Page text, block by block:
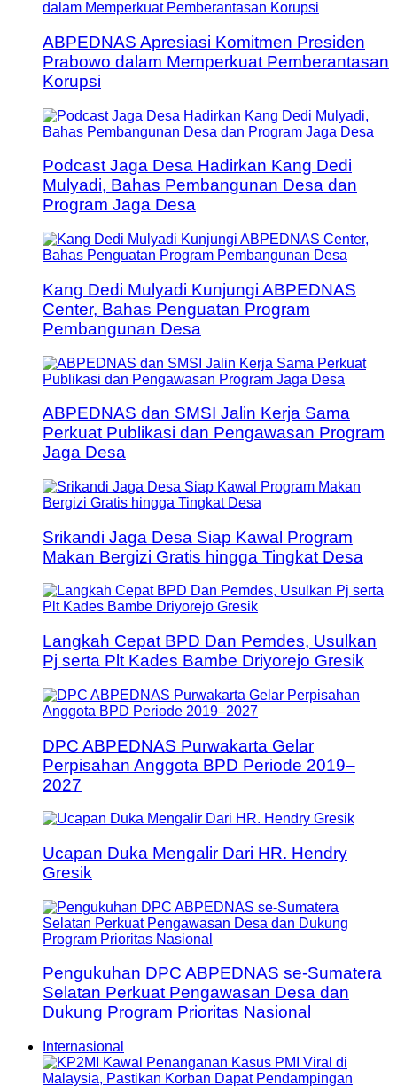
ABPEDNAS Apresiasi Komitmen Presiden
Prabowo dalam Memperkuat Pemberantasan
Korupsi
Podcast Jaga Desa Hadirkan Kang Dedi
Mulyadi, Bahas Pembangunan Desa dan
Program Jaga Desa
Kang Dedi Mulyadi Kunjungi ABPEDNAS
Center, Bahas Penguatan Program
Pembangunan Desa
ABPEDNAS dan SMSI Jalin Kerja Sama
Perkuat Publikasi dan Pengawasan Program
Jaga Desa
Srikandi Jaga Desa Siap Kawal Program
Makan Bergizi Gratis hingga Tingkat Desa
Langkah Cepat BPD Dan Pemdes, Usulkan
Pj serta Plt Kades Bambe Driyorejo Gresik
DPC ABPEDNAS Purwakarta Gelar
Perpisahan Anggota BPD Periode 2019–
2027
Ucapan Duka Mengalir Dari HR. Hendry
Gresik
Pengukuhan DPC ABPEDNAS se-Sumatera
Selatan Perkuat Pengawasan Desa dan
Dukung Program Prioritas Nasional
Internasional